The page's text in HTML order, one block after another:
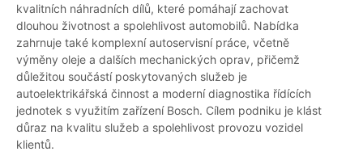
kvalitních náhradních dílů, které pomáhají zachovat
dlouhou životnost a spolehlivost automobilů. Nabídka
zahrnuje také komplexní autoservisní práce, včetně
výměny oleje a dalších mechanických oprav, přičemž
důležitou součástí poskytovaných služeb je
autoelektrikářská činnost a moderní diagnostika řídících
jednotek s využitím zařízení Bosch. Cílem podniku je klást
důraz na kvalitu služeb a spolehlivost provozu vozidel
klientů.